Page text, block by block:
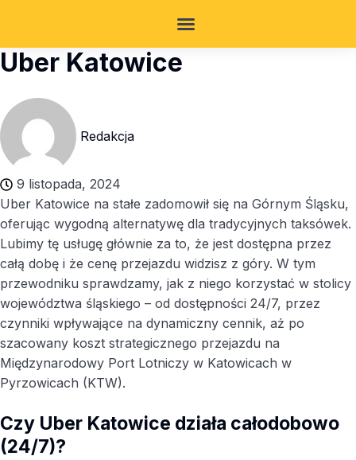
Uber Katowice
Redakcja
9 listopada, 2024
Uber Katowice na stałe zadomowił się na Górnym Śląsku,
oferując wygodną alternatywę dla tradycyjnych taksówek.
Lubimy tę usługę głównie za to, że jest dostępna przez
całą dobę i że cenę przejazdu widzisz z góry. W tym
przewodniku sprawdzamy, jak z niego korzystać w stolicy
województwa śląskiego – od dostępności 24/7, przez
czynniki wpływające na dynamiczny cennik, aż po
szacowany koszt strategicznego przejazdu na
Międzynarodowy Port Lotniczy w Katowicach w
Pyrzowicach (KTW).
Czy Uber Katowice działa całodobowo
(24/7)?